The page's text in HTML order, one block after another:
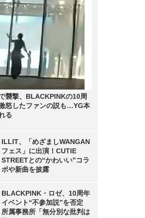
襲撃、BLACKPINKの10周
怒したファンの説も…YG本
る
ILLIT、「めざましWANGAN
フェス」に出演！CUTIE
STREETとの“かわいい”コラ
ボや新曲を披露
BLACKPINK・ロゼ、10周年
イベント“不参加説”を否定
所属事務所「無分別な批判は